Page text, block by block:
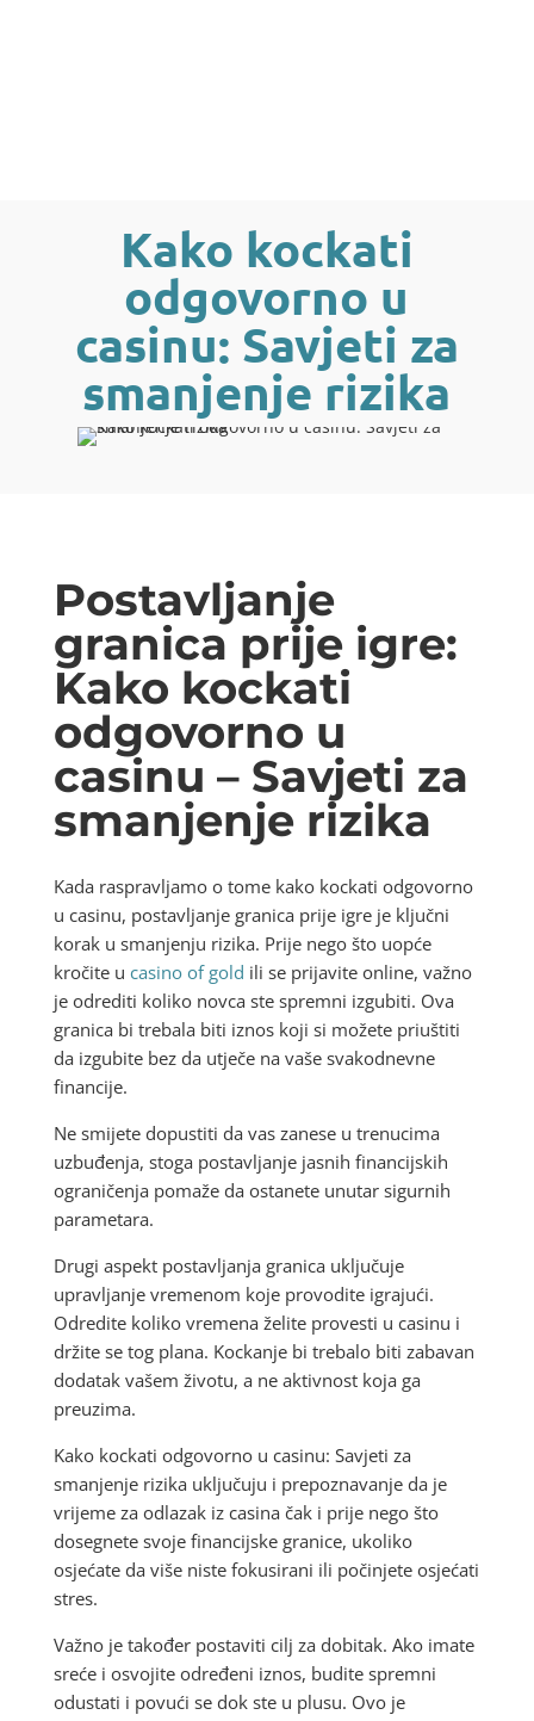
Kako kockati
odgovorno u
casinu: Savjeti za
smanjenje rizika
Postavljanje
granica prije igre:
Kako kockati
odgovorno u
casinu – Savjeti za
smanjenje rizika
Kada raspravljamo o tome kako kockati odgovorno
u casinu, postavljanje granica prije igre je ključni
korak u smanjenju rizika. Prije nego što uopće
kročite u casino of gold ili se prijavite online, važno
je odrediti koliko novca ste spremni izgubiti. Ova
granica bi trebala biti iznos koji si možete priuštiti
da izgubite bez da utječe na vaše svakodnevne
financije.
Ne smijete dopustiti da vas zanese u trenucima
uzbuđenja, stoga postavljanje jasnih financijskih
ograničenja pomaže da ostanete unutar sigurnih
parametara.
Drugi aspekt postavljanja granica uključuje
upravljanje vremenom koje provodite igrajući.
Odredite koliko vremena želite provesti u casinu i
držite se tog plana. Kockanje bi trebalo biti zabavan
dodatak vašem životu, a ne aktivnost koja ga
preuzima.
Kako kockati odgovorno u casinu: Savjeti za
smanjenje rizika uključuju i prepoznavanje da je
vrijeme za odlazak iz casina čak i prije nego što
dosegnete svoje financijske granice, ukoliko
osjećate da više niste fokusirani ili počinjete osjećati
stres.
Važno je također postaviti cilj za dobitak. Ako imate
sreće i osvojite određeni iznos, budite spremni
odustati i povući se dok ste u plusu. Ovo je